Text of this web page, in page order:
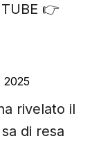
👉
2025
rivelato il
di resa